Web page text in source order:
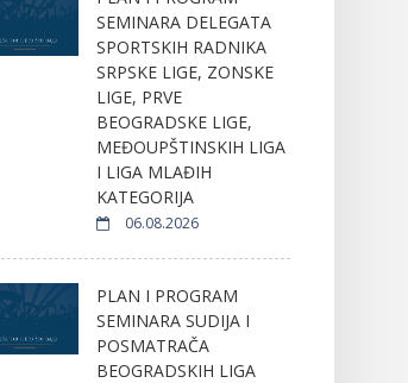
SEMINARA DELEGATA
SPORTSKIH RADNIKA
SRPSKE LIGE, ZONSKE
LIGE, PRVE
BEOGRADSKE LIGE,
MEĐOUPŠTINSKIH LIGA
I LIGA MLAĐIH
KATEGORIJA
06.08.2026
PLAN I PROGRAM
SEMINARA SUDIJA I
POSMATRAČA
BEOGRADSKIH LIGA